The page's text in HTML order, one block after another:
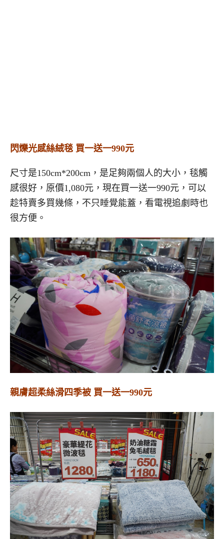
閃爍光感絲絨毯 買一送一990元
尺寸是150cm*200cm，是足夠兩個人的大小，毯觸
感很好，原價1,080元，現在買一送一990元，可以
趁特賣多買幾條，不只睡覺能蓋，看電視追劇時也
很方便。
親膚超柔絲滑四季被 買一送一990元